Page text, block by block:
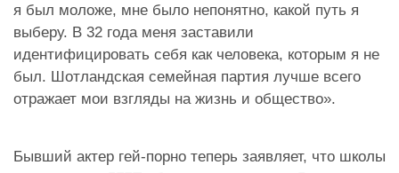
я был моложе, мне было непонятно, какой путь я
выберу. В 32 года меня заставили
идентифицировать себя как человека, которым я не
был. Шотландская семейная партия лучше всего
отражает мои взгляды на жизнь и общество».
Бывший актер гей-порно теперь заявляет, что школы